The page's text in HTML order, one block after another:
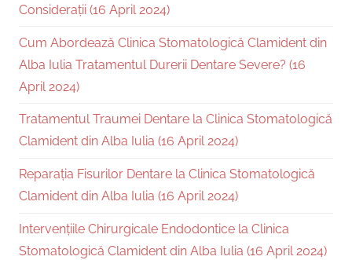
Considerații (16 April 2024)
Cum Abordează Clinica Stomatologică Clamident din
Alba Iulia Tratamentul Durerii Dentare Severe? (16
April 2024)
Tratamentul Traumei Dentare la Clinica Stomatologică
Clamident din Alba Iulia (16 April 2024)
Reparația Fisurilor Dentare la Clinica Stomatologică
Clamident din Alba Iulia (16 April 2024)
Intervențiile Chirurgicale Endodontice la Clinica
Stomatologică Clamident din Alba Iulia (16 April 2024)